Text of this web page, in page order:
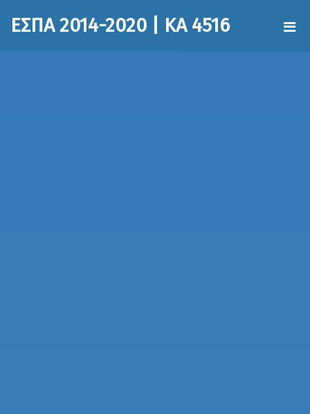
ΕΣΠΑ 2014-2020 | ΚΑ 4516